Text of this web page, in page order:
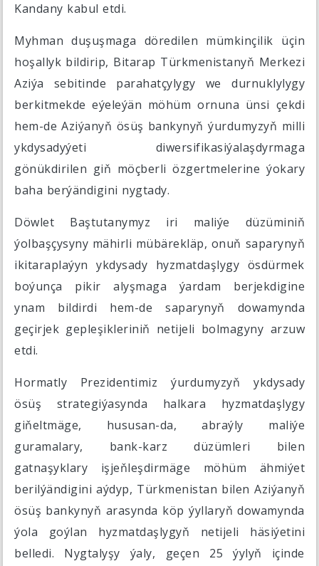
Kandany kabul etdi.
Myhman duşuşmaga döredilen mümkinçilik üçin
hoşallyk bildirip, Bitarap Türkmenistanyň Merkezi
Aziýa sebitinde parahatçylygy we durnuklylygy
berkitmekde eýeleýän möhüm ornuna ünsi çekdi
hem-de Aziýanyň ösüş bankynyň ýurdumyzyň milli
ykdysadyýeti diwersifikasiýalaşdyrmaga
gönükdirilen giň möçberli özgertmelerine ýokary
baha berýändigini nygtady.
Döwlet Baştutanymyz iri maliýe düzüminiň
ýolbaşçysyny mähirli mübärekläp, onuň saparynyň
ikitaraplaýyn ykdysady hyzmatdaşlygy ösdürmek
boýunça pikir alyşmaga ýardam berjekdigine
ynam bildirdi hem-de saparynyň dowamynda
geçirjek gepleşikleriniň netijeli bolmagyny arzuw
etdi.
Hormatly Prezidentimiz ýurdumyzyň ykdysady
ösüş strategiýasynda halkara hyzmatdaşlygy
giňeltmäge, hususan-da, abraýly maliýe
guramalary, bank-karz düzümleri bilen
gatnaşyklary işjeňleşdirmäge möhüm ähmiýet
berilýändigini aýdyp, Türkmenistan bilen Aziýanyň
ösüş bankynyň arasynda köp ýyllaryň dowamynda
ýola goýlan hyzmatdaşlygyň netijeli häsiýetini
belledi. Nygtalyşy ýaly, geçen 25 ýylyň içinde